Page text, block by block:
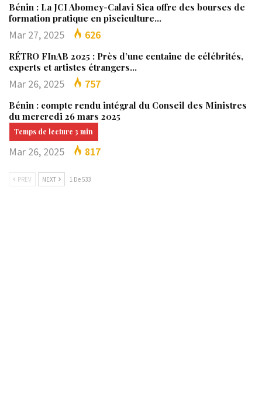
Bénin : La JCI Abomey-Calavi Sica offre des bourses de
formation pratique en pisciculture…
Mar 27, 2025 626
RÉTRO FInAB 2025 : Près d’une centaine de célébrités,
experts et artistes étrangers…
Mar 26, 2025 757
Bénin : compte rendu intégral du Conseil des Ministres
du mercredi 26 mars 2025
Mar 26, 2025 817
PREV NEXT 1 De 533